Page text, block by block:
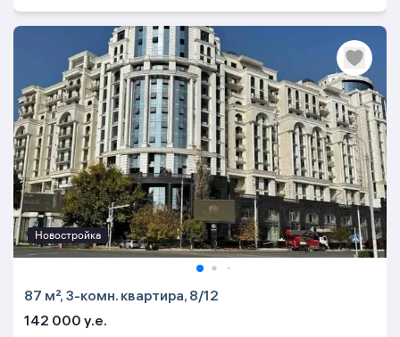
Новостройка
87 м², 3-комн. квартира, 8/12
142 000 y.e.